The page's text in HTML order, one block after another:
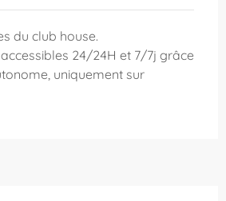
du club house.
24/24H et 7/7j grâce
uniquement sur